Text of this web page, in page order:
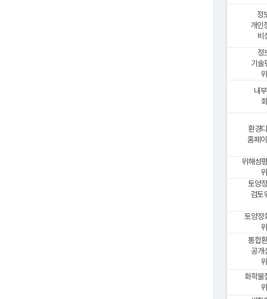
정
개인
비
정
기술
내
환경
홈페
위해성
토양
검토
토양정
통합
공개
화학물